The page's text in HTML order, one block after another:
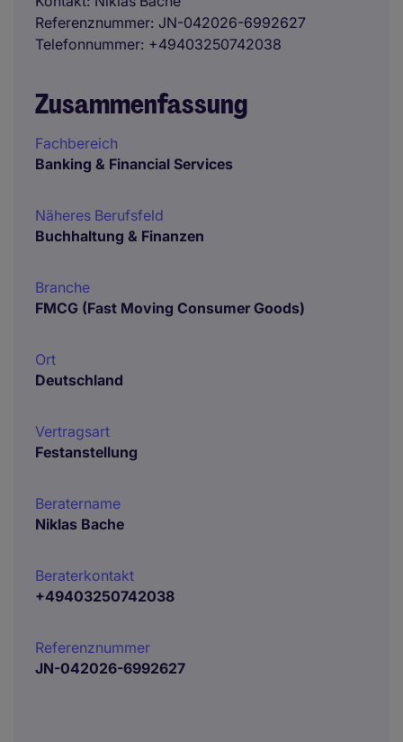
Referenznummer JN-042026-6992627
Telefonnummer +49403250742038
Zusammenfassung
Fachbereich
Banking & Financial Services
Näheres Berufsfeld
Buchhaltung & Finanzen
Branche
FMCG (Fast Moving Consumer Goods)
Ort
Deutschland
Vertragsart
Festanstellung
Beratername
Niklas Bache
Beraterkontakt
+49403250742038
Referenznummer
JN-042026-6992627